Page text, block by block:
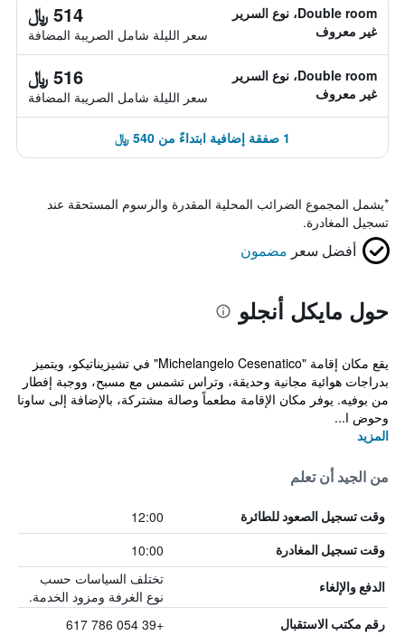
Double room، نوع السرير
غير معروف
514 ﷼
سعر الليلة شامل الصريبة المضافة
Double room، نوع السرير
غير معروف
516 ﷼
سعر الليلة شامل الصريبة المضافة
1 صفقة إضافية ابتداءً من 540 ﷼
*يشمل المجموع الضرائب المحلية المقدرة والرسوم المستحقة عند
تسجيل المغادرة.
أفضل سعر مضمون
حول مايكل أنجلو
يقع مكان إقامة "Michelangelo Cesenatico" في تشيزيناتيكو، ويتميز
بدراجات هوائية مجانية وحديقة، وتراس تشمس مع مسبح، ووجبة إفطار
من بوفيه. يوفر مكان الإقامة مطعماً وصالة مشتركة، بالإضافة إلى ساونا
وحوض ا...
المزيد
من الجيد أن تعلم
وقت تسجيل الصعود للطائرة 12:00
وقت تسجيل المغادرة 10:00
الدفع والإلغاء
تختلف السياسات حسب
نوع الغرفة ومزود الخدمة.
رقم مكتب الاستقبال +39 054 786 617